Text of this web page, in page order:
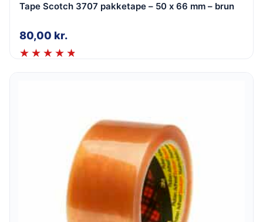
Tape Scotch 3707 pakketape – 50 x 66 mm – brun
80,00 kr.